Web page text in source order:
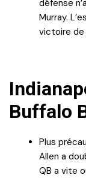
défense
Murray.
victoire de
Buffalo
Plus
Allen a
QB a vite